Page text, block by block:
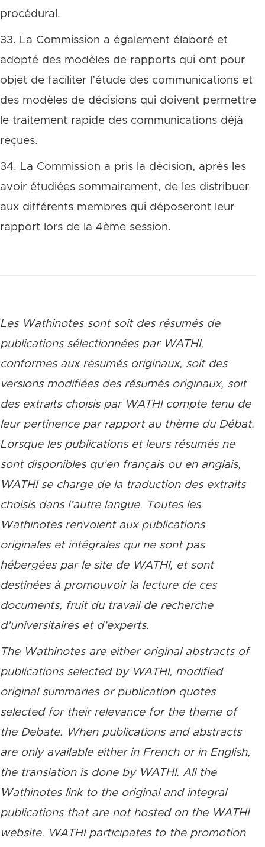
procédural.
33. La Commission a également élaboré et
adopté des modèles de rapports qui ont pour
objet de faciliter l’étude des communications et
des modèles de décisions qui doivent permettre
le traitement rapide des communications déjà
reçues.
34. La Commission a pris la décision, après les
avoir étudiées sommairement, de les distribuer
aux différents membres qui déposeront leur
rapport lors de la 4ème session.
Les Wathinotes sont soit des résumés de
publications sélectionnées par WATHI,
conformes aux résumés originaux, soit des
versions modifiées des résumés originaux, soit
des extraits choisis par WATHI compte tenu de
leur pertinence par rapport au thème du Débat.
Lorsque les publications et leurs résumés ne
sont disponibles qu’en français ou en anglais,
WATHI se charge de la traduction des extraits
choisis dans l’autre langue. Toutes les
Wathinotes renvoient aux publications
originales et intégrales qui ne sont pas
hébergées par le site de WATHI, et sont
destinées à promouvoir la lecture de ces
documents, fruit du travail de recherche
d’universitaires et d’experts.
The Wathinotes are either original abstracts of
publications selected by WATHI, modified
original summaries or publication quotes
selected for their relevance for the theme of
the Debate. When publications and abstracts
are only available either in French or in English,
the translation is done by WATHI. All the
Wathinotes link to the original and integral
publications that are not hosted on the WATHI
website. WATHI participates to the promotion